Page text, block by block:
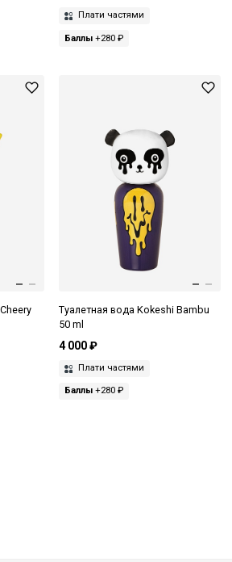
Плати частями
Баллы+280 ₽
Туалетная вода Kokeshi Bambu
50 ml
4 000 ₽
Плати частями
Баллы+280 ₽